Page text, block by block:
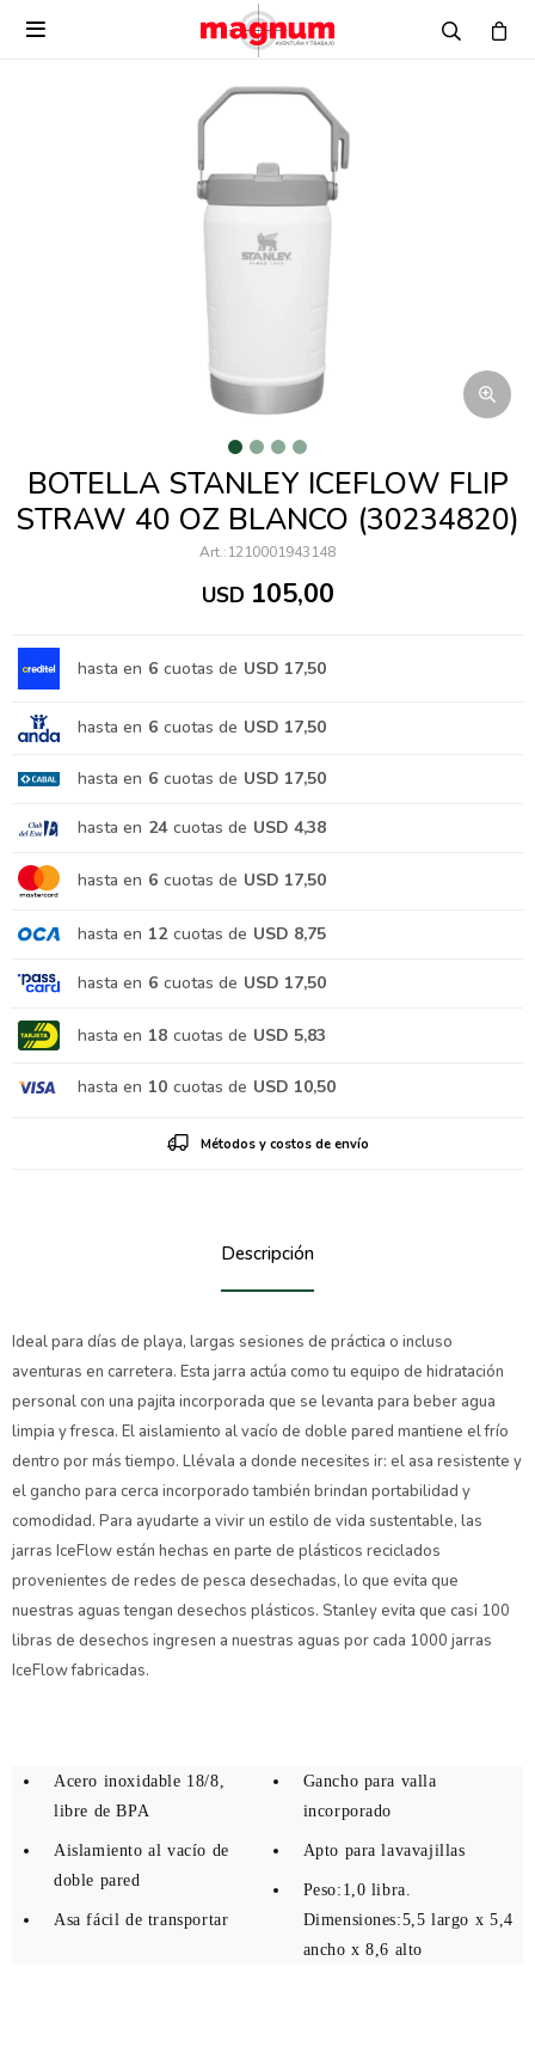

BOTELLA STANLEY ICEFLOW FLIP
STRAW 40 OZ BLANCO (30234820)
1210001943148
USD 105,00
hasta en 6 cuotas de USD 17,50
hasta en 6 cuotas de USD 17,50
hasta en 6 cuotas de USD 17,50
hasta en 24 cuotas de USD 4,38
hasta en 6 cuotas de USD 17,50
hasta en 12 cuotas de USD 8,75
hasta en 6 cuotas de USD 17,50
hasta en 18 cuotas de USD 5,83
hasta en 10 cuotas de USD 10,50
Métodos y costos de envío
Descripción
Ideal para días de playa, largas sesiones de práctica o incluso
aventuras en carretera. Esta jarra actúa como tu equipo de hidratación
personal con una pajita incorporada que se levanta para beber agua
limpia y fresca. El aislamiento al vacío de doble pared mantiene el frío
dentro por más tiempo. Llévala a donde necesites ir: el asa resistente y
el gancho para cerca incorporado también brindan portabilidad y
comodidad. Para ayudarte a vivir un estilo de vida sustentable, las
jarras IceFlow están hechas en parte de plásticos reciclados
provenientes de redes de pesca desechadas, lo que evita que
nuestras aguas tengan desechos plásticos. Stanley evita que casi 100
libras de desechos ingresen a nuestras aguas por cada 1000 jarras
IceFlow fabricadas.
Acero inoxidable 18/8,
libre de BPA
Aislamiento al vacío de
doble pared
Asa fácil de transportar
Gancho para valla
incorporado
Apto para lavavajillas
Peso:1,0 libra.
Dimensiones:5,5 largo x 5,4
ancho x 8,6 alto